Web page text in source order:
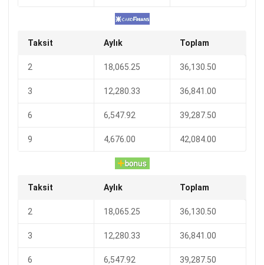
Taksit Aylık Toplam
2 18,065.25 36,130.50
3 12,280.33 36,841.00
6 6,547.92 39,287.50
9 4,676.00 42,084.00
Taksit Aylık Toplam
2 18,065.25 36,130.50
3 12,280.33 36,841.00
6 6,547.92 39,287.50